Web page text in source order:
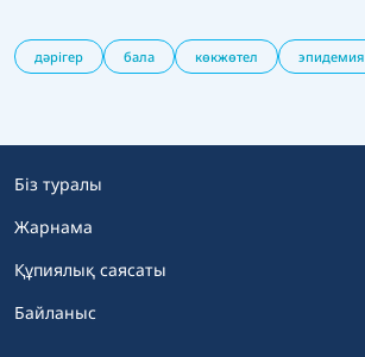
дәрігер бала көкжөтел эпидемия
Біз туралы
Жарнама
Құпиялық саясаты
Байланыс